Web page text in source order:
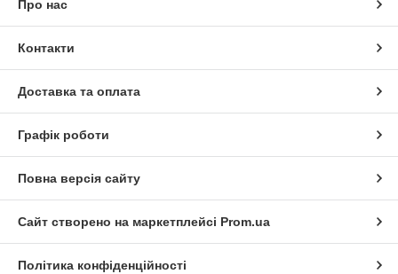
Про нас
Контакти
Доставка та оплата
Графік роботи
Повна версія сайту
Сайт створено на маркетплейсі Prom.ua
Політика конфіденційності